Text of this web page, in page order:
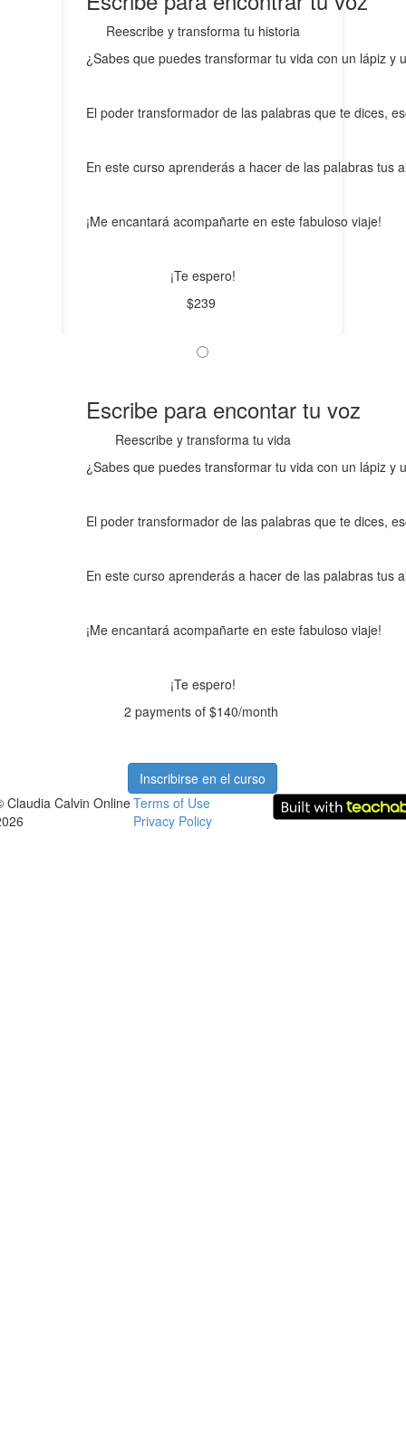
Reescribe y transforma tu historia
¿Sabes que puedes transformar tu vida con un lápiz y
El poder transformador de las palabras que te dices,
En este curso aprenderás a hacer de las palabras tus
¡Me encantará acompañarte en este fabuloso viaje!
¡Te espero!
$239
Escribe para encontar tu voz
Reescribe y transforma tu vida
¿Sabes que puedes transformar tu vida con un lápiz y
El poder transformador de las palabras que te dices,
En este curso aprenderás a hacer de las palabras tus
¡Me encantará acompañarte en este fabuloso viaje!
¡Te espero!
2 payments of $140/month
Inscribirse en el curso
Claudia Calvin OnlineTerms of Use
Privacy Policy